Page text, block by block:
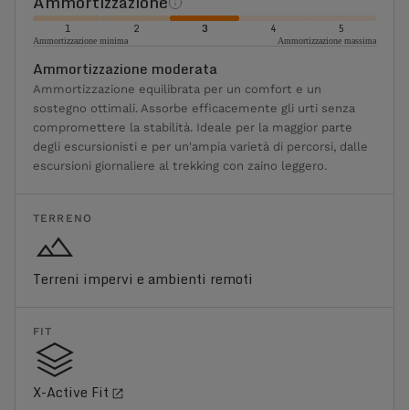
1 2 3 4 5
Ammortizzazione minima Ammortizzazione massima
Ammortizzazione moderata
Ammortizzazione equilibrata per un comfort e un
sostegno ottimali. Assorbe efficacemente gli urti senza
compromettere la stabilità. Ideale per la maggior parte
degli escursionisti e per un'ampia varietà di percorsi, dalle
escursioni giornaliere al trekking con zaino leggero.
TERRENO
Terreni impervi e ambienti remoti
FIT
X-Active Fit